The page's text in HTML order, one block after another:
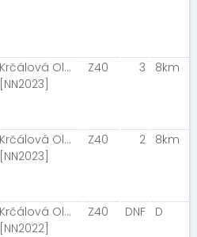
Krčálová Olga
[NN2023]
Z40 3 8km
Krčálová Olga
[NN2023]
Z40 2 8km
Krčálová Olga
[NN2022]
Z40 DNF D